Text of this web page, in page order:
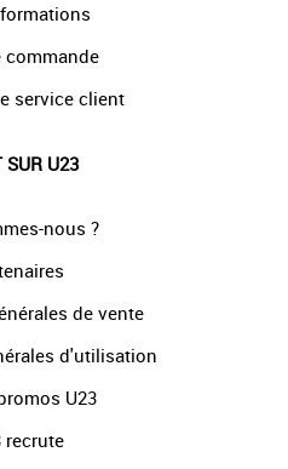
commande
service client
SUR U23
nous ?
de vente
d'utilisation
U23
recrute